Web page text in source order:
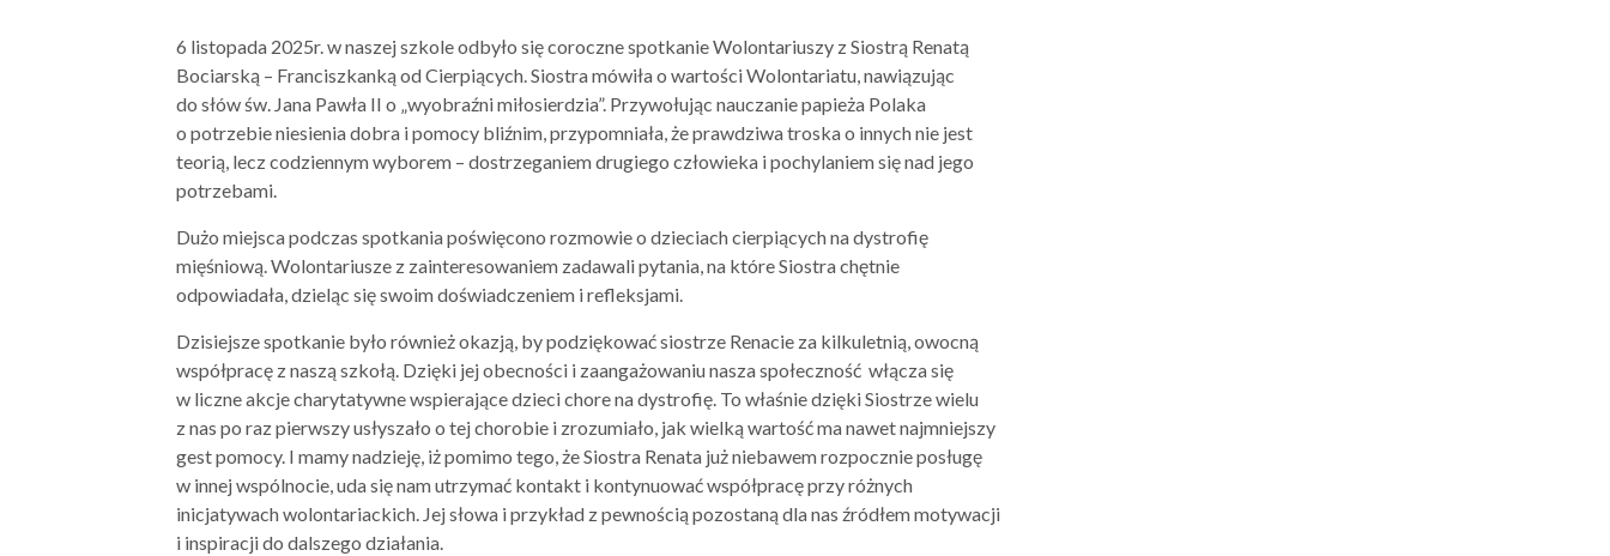
6 listopada 2025r. w naszej szkole odbyło się coroczne spotkanie Wolontariuszy z Siostrą Renatą
Bociarską – Franciszkanką od Cierpiących. Siostra mówiła o wartości Wolontariatu, nawiązując
do słów św. Jana Pawła II o „wyobraźni miłosierdzia”. Przywołując nauczanie papieża Polaka
o potrzebie niesienia dobra i pomocy bliźnim, przypomniała, że prawdziwa troska o innych nie jest
teorią, lecz codziennym wyborem – dostrzeganiem drugiego człowieka i pochylaniem się nad jego
potrzebami.
Dużo miejsca podczas spotkania poświęcono rozmowie o dzieciach cierpiących na dystrofię
mięśniową. Wolontariusze z zainteresowaniem zadawali pytania, na które Siostra chętnie
odpowiadała, dzieląc się swoim doświadczeniem i refleksjami.
Dzisiejsze spotkanie było również okazją, by podziękować siostrze Renacie za kilkuletnią, owocną
współpracę z naszą szkołą. Dzięki jej obecności i zaangażowaniu nasza społeczność włącza się
w liczne akcje charytatywne wspierające dzieci chore na dystrofię. To właśnie dzięki Siostrze wielu
z nas po raz pierwszy usłyszało o tej chorobie i zrozumiało, jak wielką wartość ma nawet najmniejszy
gest pomocy. I mamy nadzieję, iż pomimo tego, że Siostra Renata już niebawem rozpocznie posługę
w innej wspólnocie, uda się nam utrzymać kontakt i kontynuować współpracę przy różnych
inicjatywach wolontariackich. Jej słowa i przykład z pewnością pozostaną dla nas źródłem motywacji
i inspiracji do dalszego działania.